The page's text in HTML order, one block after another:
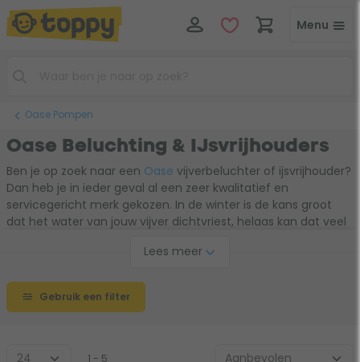
Menu
Oase Pompen
Oase Beluchting & IJsvrijhouders
Ben je op zoek naar een Oase vijverbeluchter of ijsvrijhouder?
Dan heb je in ieder geval al een zeer kwalitatief en
servicegericht merk gekozen. In de winter is de kans groot
dat het water van jouw vijver dichtvriest, helaas kan dat veel
altijd één plek van jouw vijver ijsvrij blijft. Daardoor kunnen de
Tijdens de warme zomermaanden, waarin het
zuurstofgehalte in het vijverwater daalt, is een Oase
keuzehulp om tot een geschikt model te komen. Klik op het
Lees meer
Gebruik een filter
1 - 5